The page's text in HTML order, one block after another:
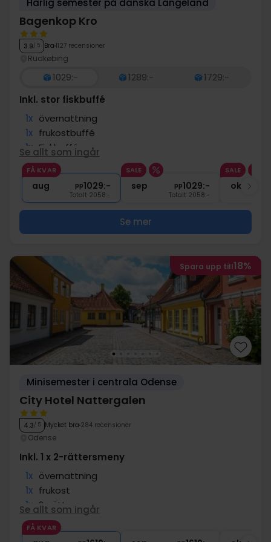
Härlig semester på danska Langeland
Bagenkop Kro
3.9/ 5 Bra 1127 recensioner
Rudkøbing
1029:- 1289:-
1729:-
Inkl. stor fiskbuffé
1x övernattning
1x frukostbuffé
1x Fiskbuffé
1x kaffe/te och kaka på ankomstdagen
∞ Gratis internet och parkering
Se allt som ingår
FÅ KVAR
aug pp1029:-
Totalt 2058:-
SALE
sep pp1029:-
Totalt 2058:-
SALE
okt
Se mer
Spara upp till18%
Minisemester i centrala Odense
City Hotel Nattergalen
4.3/ 5 Mycket bra 284 recensioner
Odense
Inkl. 1 x 2-rättersmeny
1x övernattning
1x frukost
1x 2-rättersmeny
1x Välkommen mousserande vin
∞ Gratis kaffe/te under vistelsen
Se allt som ingår
FÅ KVAR